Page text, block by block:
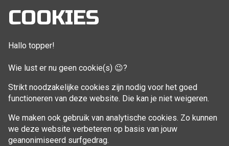
COOKIES
Hallo topper!
Wie lust er nu geen cookie(s) 😉?
Strikt noodzakelijke cookies zijn nodig voor het goed
functioneren van deze website. Die kan je niet weigeren.
We maken ook gebruik van analytische cookies. Zo kunnen
we deze website verbeteren op basis van jouw
geanonimiseerd surfgedrag.
Mijn account
Bestellingen
Aankoop beheren
VOLG MIJ
Facebook